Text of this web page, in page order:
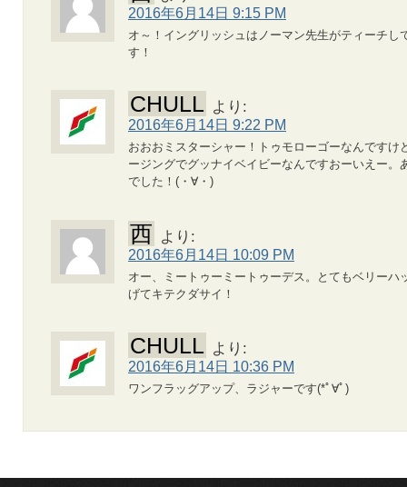
2016年6月14日 9:15 PM
オ～！イングリッシュはノーマン先生がティーチし
す！
CHULL より:
2016年6月14日 9:22 PM
おおおミスターシャー！トゥモローゴーなんですけ
ージングでグッナイベイビーなんですおーいえー。
でした！(・∀・)
西 より:
2016年6月14日 10:09 PM
オー、ミートゥーミートゥーデス。とてもベリーハ
げてキテクダサイ！
CHULL より:
2016年6月14日 10:36 PM
ワンフラッグアップ、ラジャーです(*ﾟ∀ﾟ)